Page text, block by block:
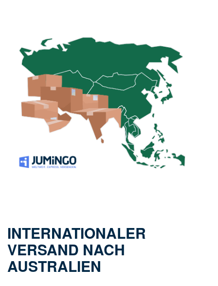
INTERNATIONALER
VERSAND NACH
AUSTRALIEN